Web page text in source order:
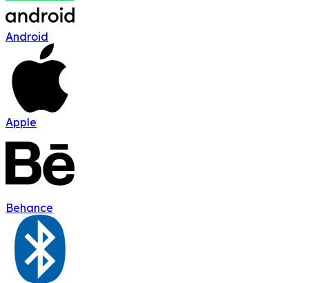
Android
Apple
Behance